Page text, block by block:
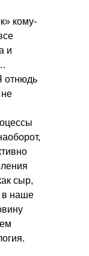
кому-
и
отнюдь
сыр,
в наше